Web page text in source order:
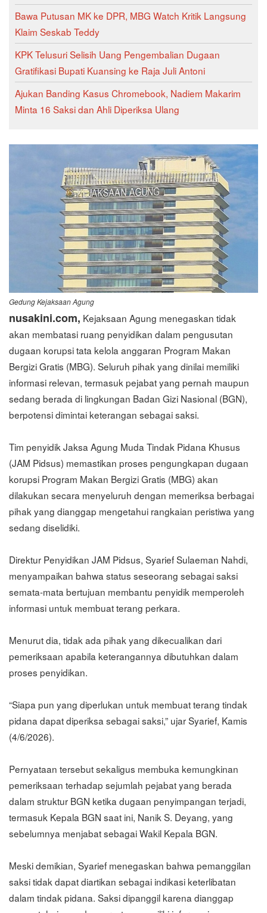
Bawa Putusan MK ke DPR, MBG Watch Kritik Langsung
Klaim Seskab Teddy
KPK Telusuri Selisih Uang Pengembalian Dugaan
Gratifikasi Bupati Kuansing ke Raja Juli Antoni
Ajukan Banding Kasus Chromebook, Nadiem Makarim
Minta 16 Saksi dan Ahli Diperiksa Ulang
Gedung Kejaksaan Agung
nusakini.com, Kejaksaan Agung menegaskan tidak
akan membatasi ruang penyidikan dalam pengusutan
dugaan korupsi tata kelola anggaran Program Makan
Bergizi Gratis (MBG). Seluruh pihak yang dinilai memiliki
informasi relevan, termasuk pejabat yang pernah maupun
sedang berada di lingkungan Badan Gizi Nasional (BGN),
berpotensi dimintai keterangan sebagai saksi.
Tim penyidik Jaksa Agung Muda Tindak Pidana Khusus
(JAM Pidsus) memastikan proses pengungkapan dugaan
korupsi Program Makan Bergizi Gratis (MBG) akan
dilakukan secara menyeluruh dengan memeriksa berbagai
pihak yang dianggap mengetahui rangkaian peristiwa yang
sedang diselidiki.
Direktur Penyidikan JAM Pidsus, Syarief Sulaeman Nahdi,
menyampaikan bahwa status seseorang sebagai saksi
semata-mata bertujuan membantu penyidik memperoleh
informasi untuk membuat terang perkara.
Menurut dia, tidak ada pihak yang dikecualikan dari
pemeriksaan apabila keterangannya dibutuhkan dalam
proses penyidikan.
“Siapa pun yang diperlukan untuk membuat terang tindak
pidana dapat diperiksa sebagai saksi,” ujar Syarief, Kamis
(4/6/2026).
Pernyataan tersebut sekaligus membuka kemungkinan
pemeriksaan terhadap sejumlah pejabat yang berada
dalam struktur BGN ketika dugaan penyimpangan terjadi,
termasuk Kepala BGN saat ini, Nanik S. Deyang, yang
sebelumnya menjabat sebagai Wakil Kepala BGN.
Meski demikian, Syarief menegaskan bahwa pemanggilan
saksi tidak dapat diartikan sebagai indikasi keterlibatan
dalam tindak pidana. Saksi dipanggil karena dianggap